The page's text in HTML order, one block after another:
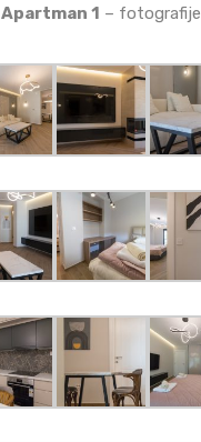
Apartman 1 – fotografije